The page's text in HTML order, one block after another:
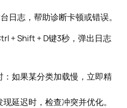
日志，帮助诊断卡顿或错误。
+ Shift + D键3秒，弹出日志
：如果某分类加载慢，立即精
延迟时，检查冲突并优化。